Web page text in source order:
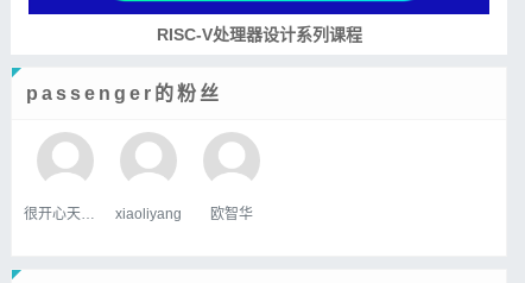
RISC-V处理器设计系列课程
passenger的粉丝
xiaoliyang 欧智华